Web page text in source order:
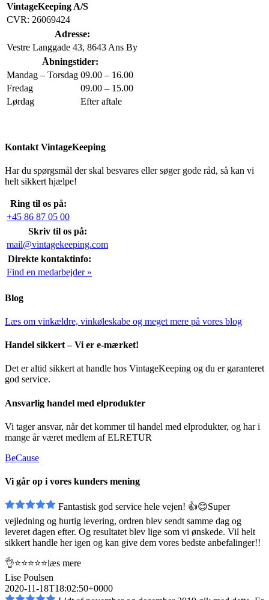
VintageKeeping A/S
CVR: 26069424
Adresse:
Vestre Langgade 43, 8643 Ans By
Åbningstider:
Mandag – Torsdag 09.00 – 16.00
Fredag
09.00 – 15.00
Lørdag
Efter aftale
Kontakt VintageKeeping
Har du spørgsmål der skal besvares eller søger gode råd, så kan vi
helt sikkert hjælpe!
Ring til os på:
+45 86 87 05 00
Skriv til os på:
mail@vintagekeeping.com
Direkte kontaktinfo:
Find en medarbejder »
Blog
Læs om vinkældre, vinkøleskabe og meget mere på vores blog
Handel sikkert – Vi er e-mærket!
Det er altid sikkert at handle hos VintageKeeping og du er garanteret
god service.
Ansvarlig handel med elprodukter
Vi tager ansvar, når det kommer til handel med elprodukter, og har i
mange år været medlem af ELRETUR
BeCause
Vi går op i vores kunders mening
Fantastisk god service hele vejen! 👍😊Super
vejledning og hurtig levering, ordren blev sendtsamme dag og
leveret dagen efter. Og resultatet blev lige som vi ønskede. Vil helt
sikkert handle her igen og kan give dem vores bedste anbefalinger!!
👌⭐️⭐️⭐️⭐️⭐️læs mere
Lise Poulsen
2020-11-18T18:02:50+0000